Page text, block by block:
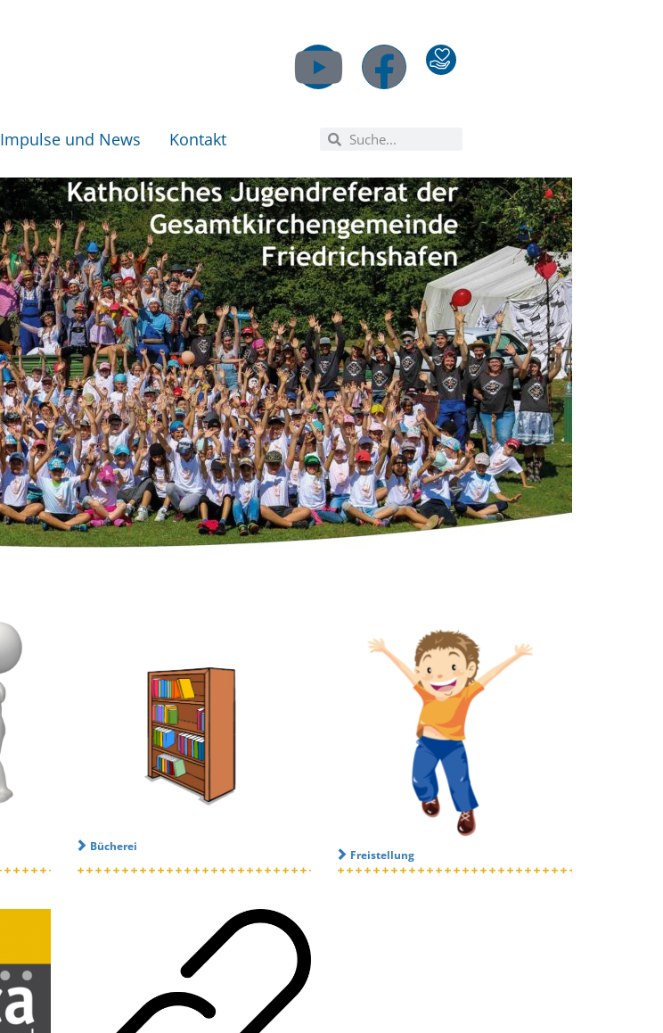
Impulse und News Kontakt
Bücherei
Freistellung